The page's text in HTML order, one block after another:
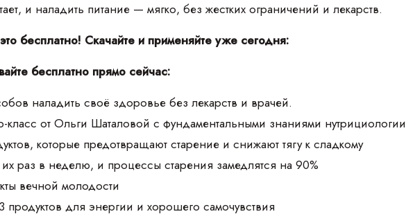
и наладить питание — мягко, без жестких ограничений и лекарств.
бесплатно! Скачайте и применяйте уже сегодня:
бесплатно прямо сейчас:
наладить своё здоровье без лекарств и врачей.
класс от Ольги Шаталовой с фундаментальными знаниями нутрициологии
которые предотвращают старение и снижают тягу к сладкому
раз в неделю, и процессы старения замедлятся на 90%
вечной молодости
продуктов для энергии и хорошего самочувствия